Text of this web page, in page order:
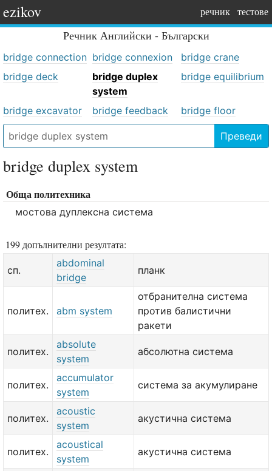
ezikov речник тестове
Речник Английски - Български
bridge connection bridge connexion
bridge crane
bridge deck
bridge duplex
system
bridge equilibrium
bridge excavator bridge feedback bridge floor
Преведи
bridge duplex system
Обща политехника
мостова дуплексна система
199 допълнителни резултата:
сп.
abdominal
bridge
планк
политех. abm system
отбранителна система
против балистични
ракети
политех.
absolute
system
абсолютна система
политех.
accumulator
system
система за акумулиране
политех.
acoustic
system
акустична система
политех.
acoustical
system
акустична система